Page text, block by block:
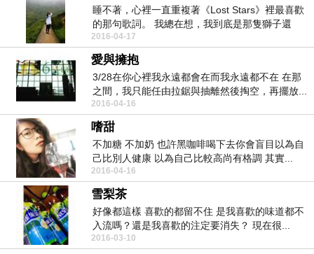
睡不著，心裡一直重複著《Lost Stars》裡最喜歡
的那句歌詞。 我總在想，我到底是那隻獅子還
是...
2016-04-17
愛與擁抱
3/28在你心裡我永遠都會在而我永遠都不在 在那
之間，我只能任由拉鋸與抽離然後掏空，再擺放...
2016-04-16
嗜甜
不加糖 不加奶 也許黑咖啡喝下去你會盲目以為自
己比別人健康 以為自己比較高尚有格調 其實...
2016-04-16
雪梨茶
好像都這樣 喜歡的都留不住 是我喜歡的味道都不
入流嗎？還是我喜歡的注定要消失？ 現在很...
2016-03-10